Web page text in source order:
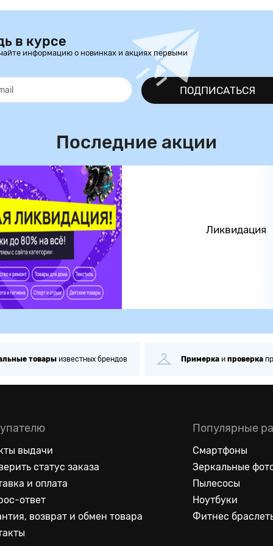
в курсе
информацию о новинках и акциях первыми
ПОДПИСАТЬСЯ
Последние акции
Ликвидация
товары известных брендов Примерка и проверка
выдачи
статус заказа
и оплата
ответ
возврат и обмен товара
Популярные
Смартфоны
Зеркальные
Пылесосы
Ноутбуки
Фитнес